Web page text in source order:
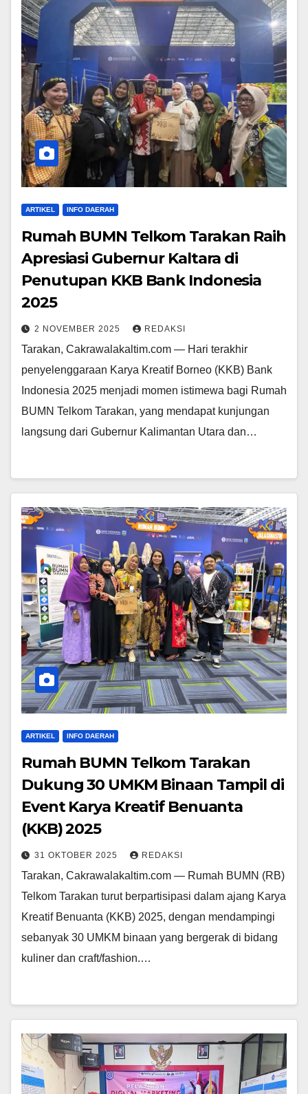
ARTIKEL INFO DAERAH
Rumah BUMN Telkom Tarakan Raih
Apresiasi Gubernur Kaltara di
Penutupan KKB Bank Indonesia
2025
2 NOVEMBER 2025 REDAKSI
Tarakan, Cakrawalakaltim.com — Hari terakhir
penyelenggaraan Karya Kreatif Borneo (KKB) Bank
Indonesia 2025 menjadi momen istimewa bagi Rumah
BUMN Telkom Tarakan, yang mendapat kunjungan
langsung dari Gubernur Kalimantan Utara dan…
ARTIKEL INFO DAERAH
Rumah BUMN Telkom Tarakan
Dukung 30 UMKM Binaan Tampil di
Event Karya Kreatif Benuanta
(KKB) 2025
31 OKTOBER 2025 REDAKSI
Tarakan, Cakrawalakaltim.com — Rumah BUMN (RB)
Telkom Tarakan turut berpartisipasi dalam ajang Karya
Kreatif Benuanta (KKB) 2025, dengan mendampingi
sebanyak 30 UMKM binaan yang bergerak di bidang
kuliner dan craft/fashion.…